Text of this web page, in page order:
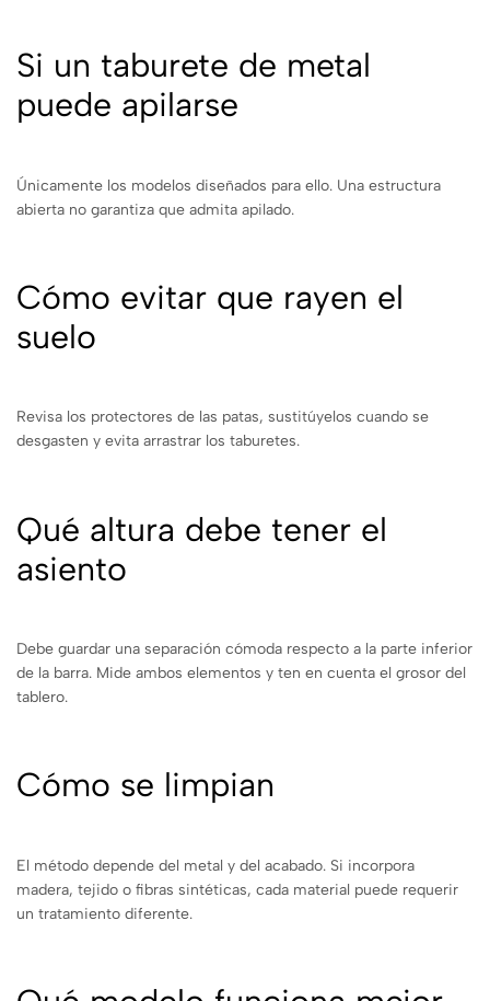
Si un taburete de metal
puede apilarse
Únicamente los modelos diseñados para ello. Una estructura
abierta no garantiza que admita apilado.
Cómo evitar que rayen el
suelo
Revisa los protectores de las patas, sustitúyelos cuando se
desgasten y evita arrastrar los taburetes.
Qué altura debe tener el
asiento
Debe guardar una separación cómoda respecto a la parte inferior
de la barra. Mide ambos elementos y ten en cuenta el grosor del
tablero.
Cómo se limpian
El método depende del metal y del acabado. Si incorpora
madera, tejido o fibras sintéticas, cada material puede requerir
un tratamiento diferente.